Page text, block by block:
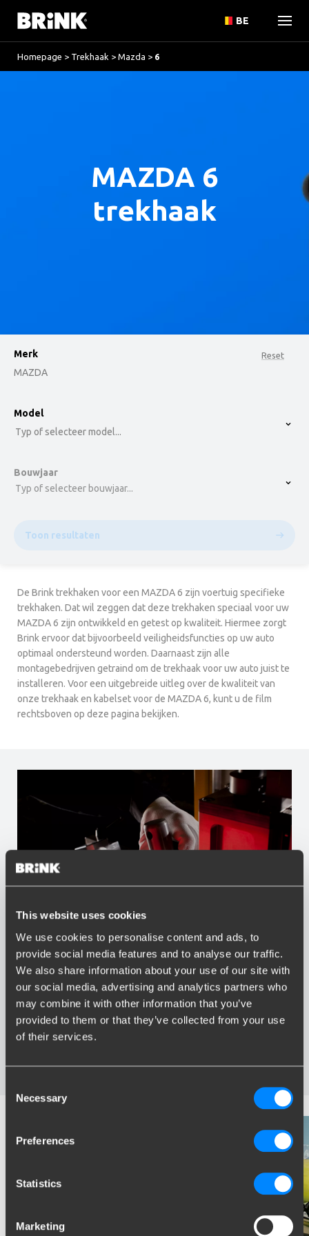
This website uses cookies
We use cookies to personalise content and ads, to
provide social media features and to analyse our traffic.
We also share information about your use of our site with
our social media, advertising and analytics partners who
may combine it with other information that you’ve
provided to them or that they’ve collected from your use
of their services.
Selection
Necessary
Preferences
Statistics
Marketing
BE
Homepage > Trekhaak > Mazda > 6
MAZDA 6
trekhaak
Reset
Merk
MAZDA
option , selected.
Model
Typ of selecteer model...
Bouwjaar
Typ of selecteer bouwjaar...
Toon resultaten
De Brink trekhaken voor een MAZDA 6 zijn voertuig specifieke
trekhaken. Dat wil zeggen dat deze trekhaken speciaal voor uw
MAZDA 6 zijn ontwikkeld en getest op kwaliteit. Hiermee zorgt
Brink ervoor dat bijvoorbeeld veiligheidsfuncties op uw auto
optimaal ondersteund worden. Daarnaast zijn alle
montagebedrijven getraind om de trekhaak voor uw auto juist te
installeren. Voor een uitgebreide uitleg over de kwaliteit van
onze trekhaak en kabelset voor de MAZDA 6, kunt u de film
rechtsboven op deze pagina bekijken.
Voordelen van Brink
Grootste assortiment trekhaken van Nederland
Trekhaak speciaal afgestemd op uw automerk en model
Veilige, gecertificeerde trekhaken
Montage bij u in de buurt